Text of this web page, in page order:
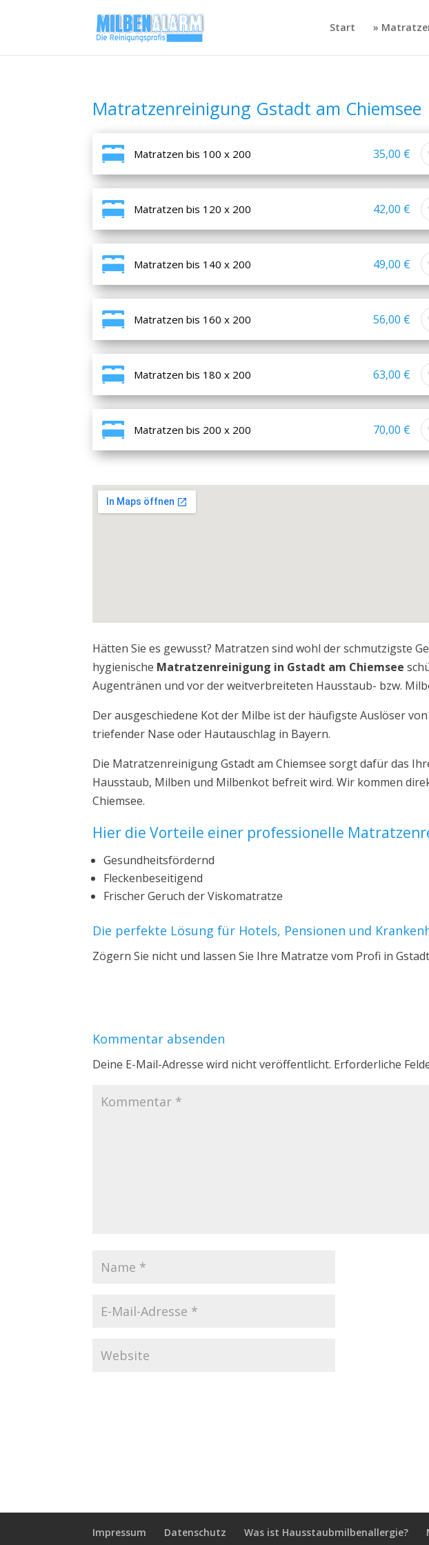
Start »
Matratzenreinigung Gstadt am Chiemsee
Matratzen bis 100 x 200 35,00 €
Matratzen bis 120 x 200 42,00 €
Matratzen bis 140 x 200 49,00 €
Matratzen bis 160 x 200 56,00 €
Matratzen bis 180 x 200 63,00 €
Matratzen bis 200 x 200 70,00 €
Hätten Sie es gewusst? Matratzen sind wohl der schmutzigste
hygienische Matratzenreinigung in Gstadt am Chiemsee
Augentränen und vor der weitverbreiteten Hausstaub- bzw.
Der ausgeschiedene Kot der Milbe ist der häufigste Auslöser
triefender Nase oder Hautauschlag in Bayern.
Die Matratzenreinigung Gstadt am Chiemsee sorgt dafür das
Hausstaub, Milben und Milbenkot befreit wird. Wir kommen
Chiemsee.
Hier die Vorteile einer professionelle
Gesundheitsfördernd
Fleckenbeseitigend
Frischer Geruch der Viskomatratze
Die perfekte Lösung für Hotels, Pensionen und
Zögern Sie nicht und lassen Sie Ihre Matratze vom Profi in
Kommentar absenden
Deine E-Mail-Adresse wird nicht veröffentlicht. Erforderliche
Impressum Datenschutz Was ist Hausstaubmilbenallergie?